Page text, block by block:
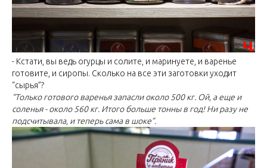
- Кстати, вы ведь огурцы и солите, и маринуете, и варенье
готовите, и сиропы. Сколько на все эти заготовки уходит
“сырья”?
“Только готового варенья запасли около 500 кг. Ой, а еще и
соленья - около 560 кг. Итого больше тонны в год! Ни разу не
подсчитывала, и теперь сама в шоке”.